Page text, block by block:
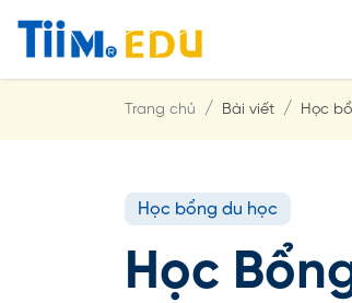
Trang chủ Bài viết Học
Học bổng du học
Học